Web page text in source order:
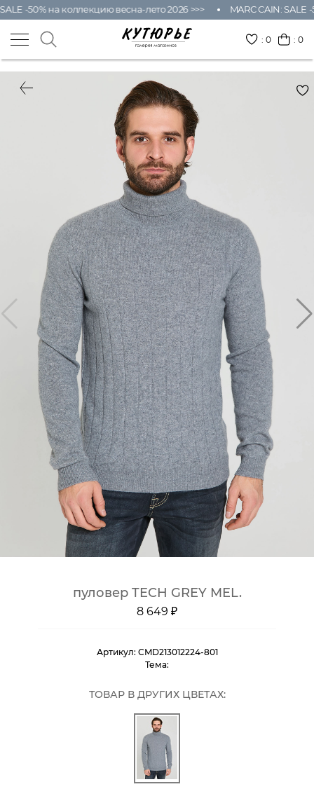
-50% на коллекцию весна-лето 2026 >>> MARC CAIN: SALE
:0 : 0
пуловер TECH GREY MEL.
8 649 ₽
Артикул: CMD213012224-801
Тема:
ТОВАР В ДРУГИХ ЦВЕТАХ: